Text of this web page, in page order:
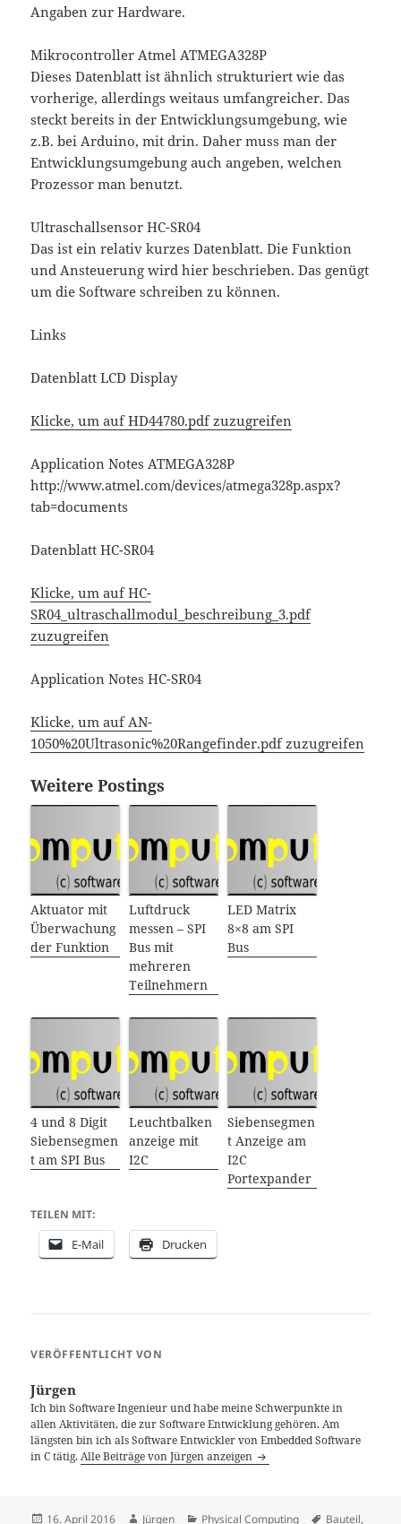
Angaben zur Hardware.
Mikrocontroller Atmel ATMEGA328P
Dieses Datenblatt ist ähnlich strukturiert wie das
vorherige, allerdings weitaus umfangreicher. Das
steckt bereits in der Entwicklungsumgebung, wie
z.B. bei Arduino, mit drin. Daher muss man der
Entwicklungsumgebung auch angeben, welchen
Prozessor man benutzt.
Ultraschallsensor HC-SR04
Das ist ein relativ kurzes Datenblatt. Die Funktion
und Ansteuerung wird hier beschrieben. Das genügt
um die Software schreiben zu können.
Links
Datenblatt LCD Display
Klicke, um auf HD44780.pdf zuzugreifen
Application Notes ATMEGA328P
http://www.atmel.com/devices/atmega328p.aspx?
tab=documents
Datenblatt HC-SR04
Klicke, um auf HC-
SR04_ultraschallmodul_beschreibung_3.pdf
zuzugreifen
Application Notes HC-SR04
Klicke, um auf AN-
1050%20Ultrasonic%20Rangefinder.pdf zuzugreifen
Weitere Postings
Aktuator mit
Überwachung
der Funktion
Luftdruck
messen – SPI
Bus mit
mehreren
Teilnehmern
LED Matrix
8×8 am SPI
Bus
4 und 8 Digit
Siebensegmen
t am SPI Bus
Leuchtbalken
anzeige mit
I2C
Siebensegmen
t Anzeige am
I2C
Portexpander
TEILEN MIT:
E-Mail Drucken
VERÖFFENTLICHT VON
Jürgen
Ich bin Software Ingenieur und habe meine Schwerpunkte in
allen Aktivitäten, die zur Software Entwicklung gehören. Am
längsten bin ich als Software Entwickler von Embedded Software
in C tätig.Alle Beiträge von Jürgen anzeigen
Veröffentlicht
16. April 2016 Autor
Jürgen Kategorien
Physical Computing Schlagwörter
Bauteil,